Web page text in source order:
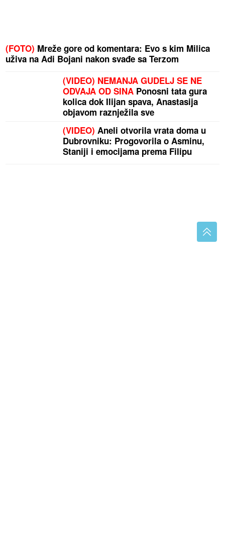
(FOTO) Mreže gore od komentara: Evo s kim Milica
uživa na Adi Bojani nakon svađe sa Terzom
(VIDEO) NEMANJA GUDELJ SE NE
ODVAJA OD SINA Ponosni tata gura
kolica dok Ilijan spava, Anastasija
objavom raznježila sve
(VIDEO) Aneli otvorila vrata doma u
Dubrovniku: Progovorila o Asminu,
Staniji i emocijama prema Filipu